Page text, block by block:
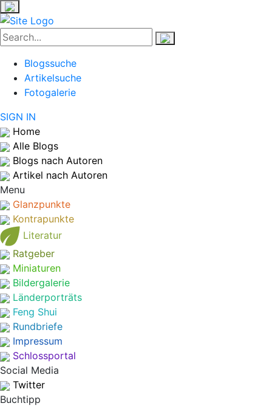
Blogssuche
Artikelsuche
Fotogalerie
SIGN IN
Home
Alle Blogs
Blogs nach Autoren
Artikel nach Autoren
Menu
Glanzpunkte
Kontrapunkte
Literatur
Ratgeber
Miniaturen
Bildergalerie
Länderporträts
Feng Shui
Rundbriefe
Impressum
Schlossportal
Social Media
Twitter
Buchtipp